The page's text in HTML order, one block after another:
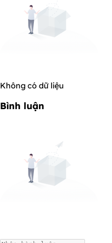
Không có dữ liệu
Bình luận